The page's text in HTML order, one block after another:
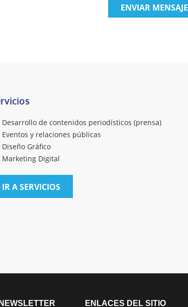
ENVIAR MENSAJE
Desarrollo de contenidos periodísticos (prensa)
Eventos y relaciones públicas
Diseño Gráfico
Marketing Digital
IR A SERVICIOS
ENLACES DEL SITIO